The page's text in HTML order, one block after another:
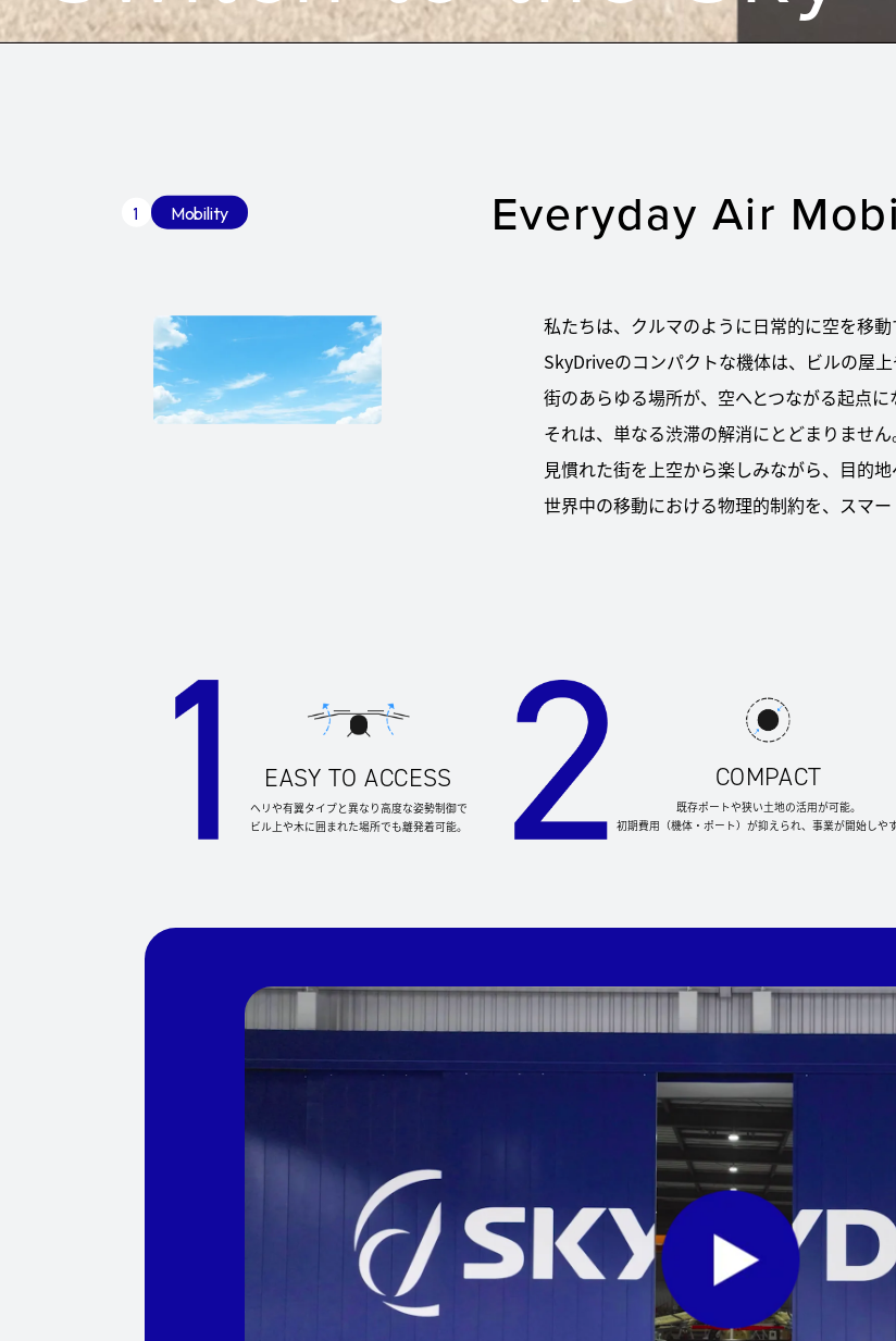
1 Mobility EverydayAir
私たちは、クルマのように日常的に空を移動
SkyDriveのコンパクトな機体は、ビルの屋
街のあらゆる場所が、空へとつながる起点に
それは、単なる渋滞の解消にとどまりません
見慣れた街を上空から楽しみながら、目的
世界中の移動における物理的制約を、スマー
EASY TO ACCESS
ヘリや有翼タイプと異なり高度な姿勢制御で
ビル上や木に囲まれた場所でも離発着可能。
COMPACT
既存ポートや狭い土地の活用が可能。
初期費用（機体・ポート）が抑えられ、事業が開始しやす